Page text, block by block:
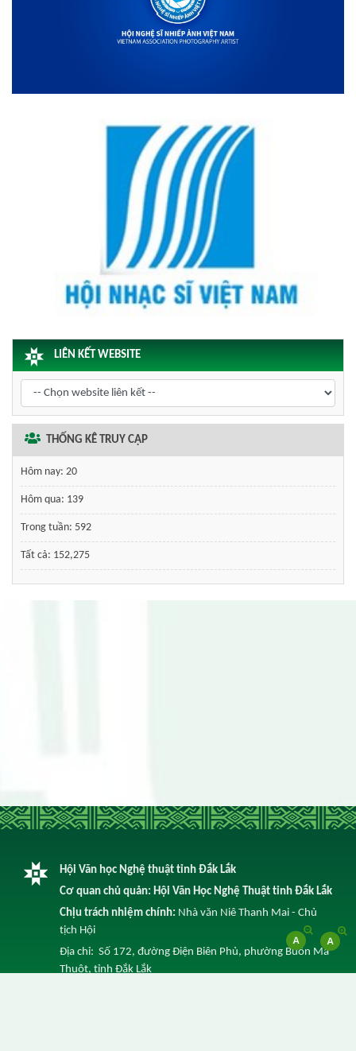
LIÊN KẾT WEBSITE
THỐNG KÊ TRUY CẬP
Hôm nay: 20
Hôm qua: 139
Trong tuần: 592
Tất cả: 152,275
Hội Văn học Nghệ thuật tỉnh Đắk Lắk
Cơ quan chủ quản: Hội Văn Học Nghệ Thuật tỉnh Đắk Lắk
Chịu trách nhiệm chính: Nhà văn Niê Thanh Mai - Chủ
tịch Hội
Địa chỉ: Số 172, đường Điện Biên Phủ, phường Buôn Ma
Thuột, tỉnh Đắk Lắk